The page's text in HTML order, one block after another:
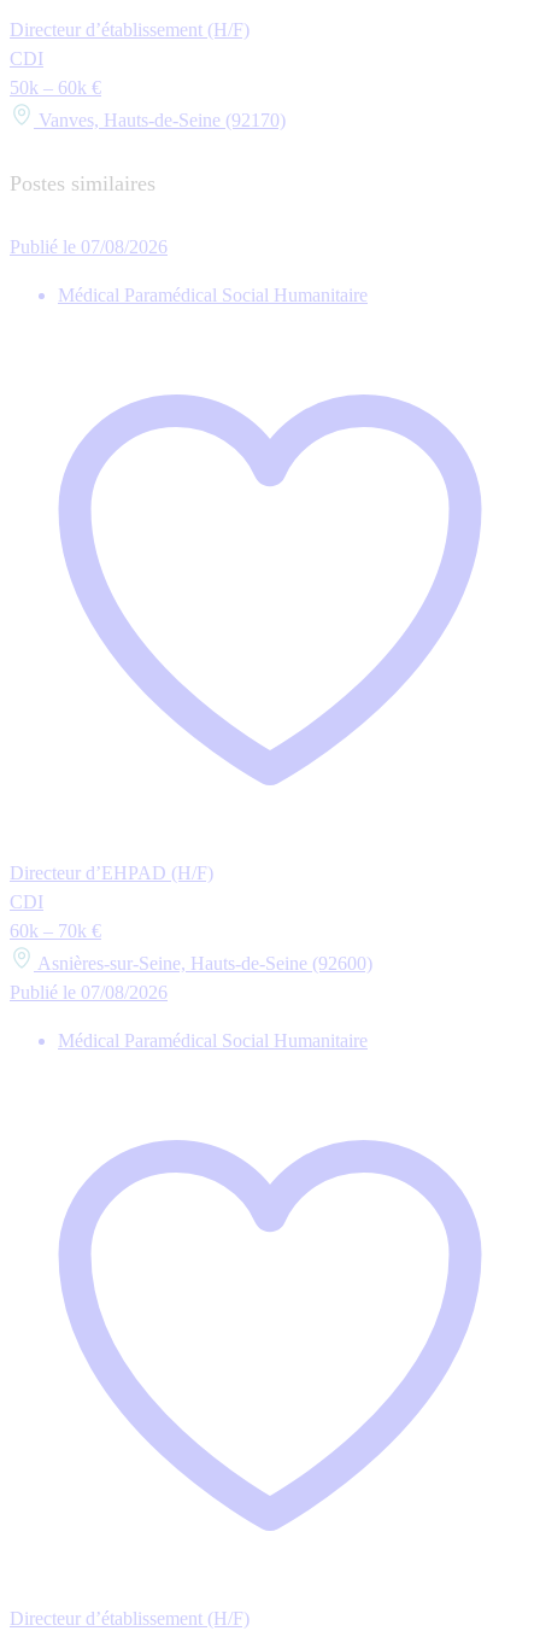
Directeur d’établissement (H/F)
CDI
50k – 60k €
Vanves, Hauts-de-Seine (92170)
Postes similaires
Publié le 07/08/2026
Médical Paramédical Social Humanitaire
Directeur d’EHPAD (H/F)
CDI
60k – 70k €
Asnières-sur-Seine, Hauts-de-Seine (92600)
Publié le 07/08/2026
Médical Paramédical Social Humanitaire
Directeur d’établissement (H/F)